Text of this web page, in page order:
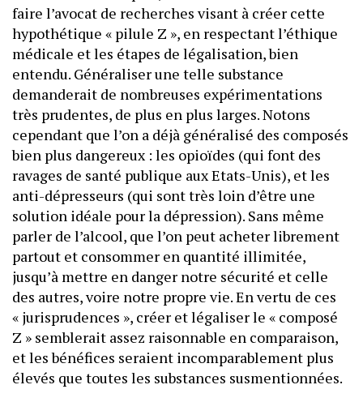
faire l’avocat de recherches visant à créer cette
hypothétique « pilule Z », en respectant l’éthique
médicale et les étapes de légalisation, bien
entendu. Généraliser une telle substance
demanderait de nombreuses expérimentations
très prudentes, de plus en plus larges. Notons
cependant que l’on a déjà généralisé des composés
bien plus dangereux : les opioïdes (qui font des
ravages de santé publique aux Etats-Unis), et les
anti-dépresseurs (qui sont très loin d’être une
solution idéale pour la dépression). Sans même
parler de l’alcool, que l’on peut acheter librement
partout et consommer en quantité illimitée,
jusqu’à mettre en danger notre sécurité et celle
des autres, voire notre propre vie. En vertu de ces
« jurisprudences », créer et légaliser le « composé
Z » semblerait assez raisonnable en comparaison,
et les bénéfices seraient incomparablement plus
élevés que toutes les substances susmentionnées.